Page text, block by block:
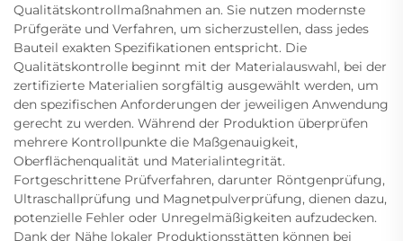
Qualitätskontrollmaßnahmen an. Sie nutzen modernste
Prüfgeräte und Verfahren, um sicherzustellen, dass jedes
Bauteil exakten Spezifikationen entspricht. Die
Qualitätskontrolle beginnt mit der Materialauswahl, bei der
zertifizierte Materialien sorgfältig ausgewählt werden, um
den spezifischen Anforderungen der jeweiligen Anwendung
gerecht zu werden. Während der Produktion überprüfen
mehrere Kontrollpunkte die Maßgenauigkeit,
Oberflächenqualität und Materialintegrität.
Fortgeschrittene Prüfverfahren, darunter Röntgenprüfung,
Ultraschallprüfung und Magnetpulverprüfung, dienen dazu,
potenzielle Fehler oder Unregelmäßigkeiten aufzudecken.
Dank der Nähe lokaler Produktionsstätten können bei